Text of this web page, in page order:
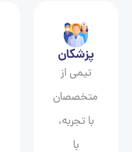
پزشکان
تیمی از
متخصصان
با تجربه،
با